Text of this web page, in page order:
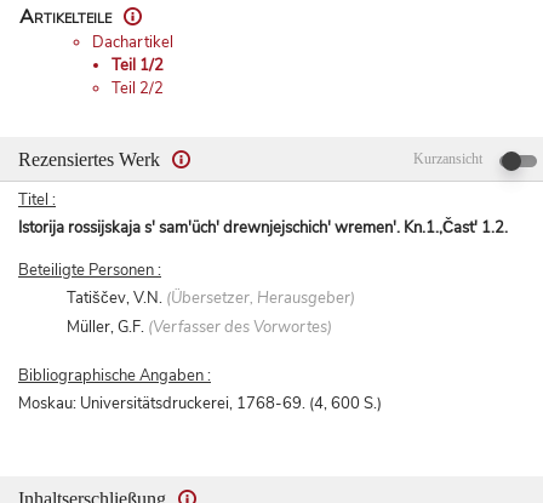
Artikelteile
Dachartikel
Teil 1/2
Teil 2/2
Rezensiertes Werk Kurzansicht
Titel :
Istorija rossijskaja s' sam'üch' drewnjejschich' wremen'. Kn.1.,Čast' 1.2.
Beteiligte Personen :
Tatiščev, V.N. (Übersetzer, Herausgeber)
Müller, G.F. (Verfasser des Vorwortes)
Bibliographische Angaben :
Moskau: Universitätsdruckerei, 1768-69. (4, 600 S.)
Inhaltserschließung